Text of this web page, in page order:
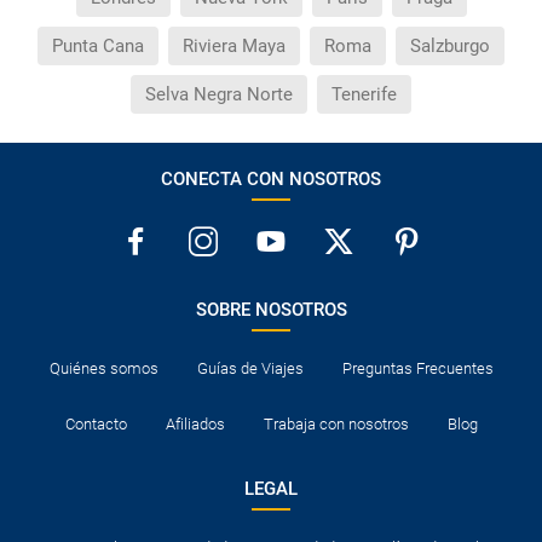
Punta Cana Riviera Maya Roma Salzburgo
Selva Negra Norte Tenerife
CONECTA CON NOSOTROS
SOBRE NOSOTROS
Quiénes somos Guías de Viajes Preguntas Frecuentes
Contacto Afiliados Trabaja con nosotros Blog
LEGAL